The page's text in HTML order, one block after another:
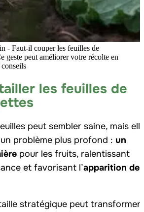
- Faut-il couper les feuilles de
geste peut améliorer votre récolte en
conseils
les feuilles de
peut sembler saine, mais
problème plus profond : un
pour les fruits, ralentissant
et favorisant l’apparition de
stratégique peut transformer